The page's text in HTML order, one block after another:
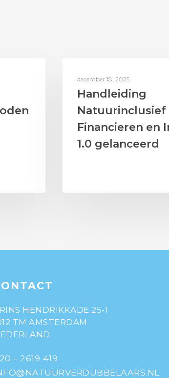
december 18, 2025
Handleiding
Natuurinclusief
Financieren en
1.0 gelanceerd
HENDRIKKADE 25-1
TM AMSTERDAM
- 2619 419